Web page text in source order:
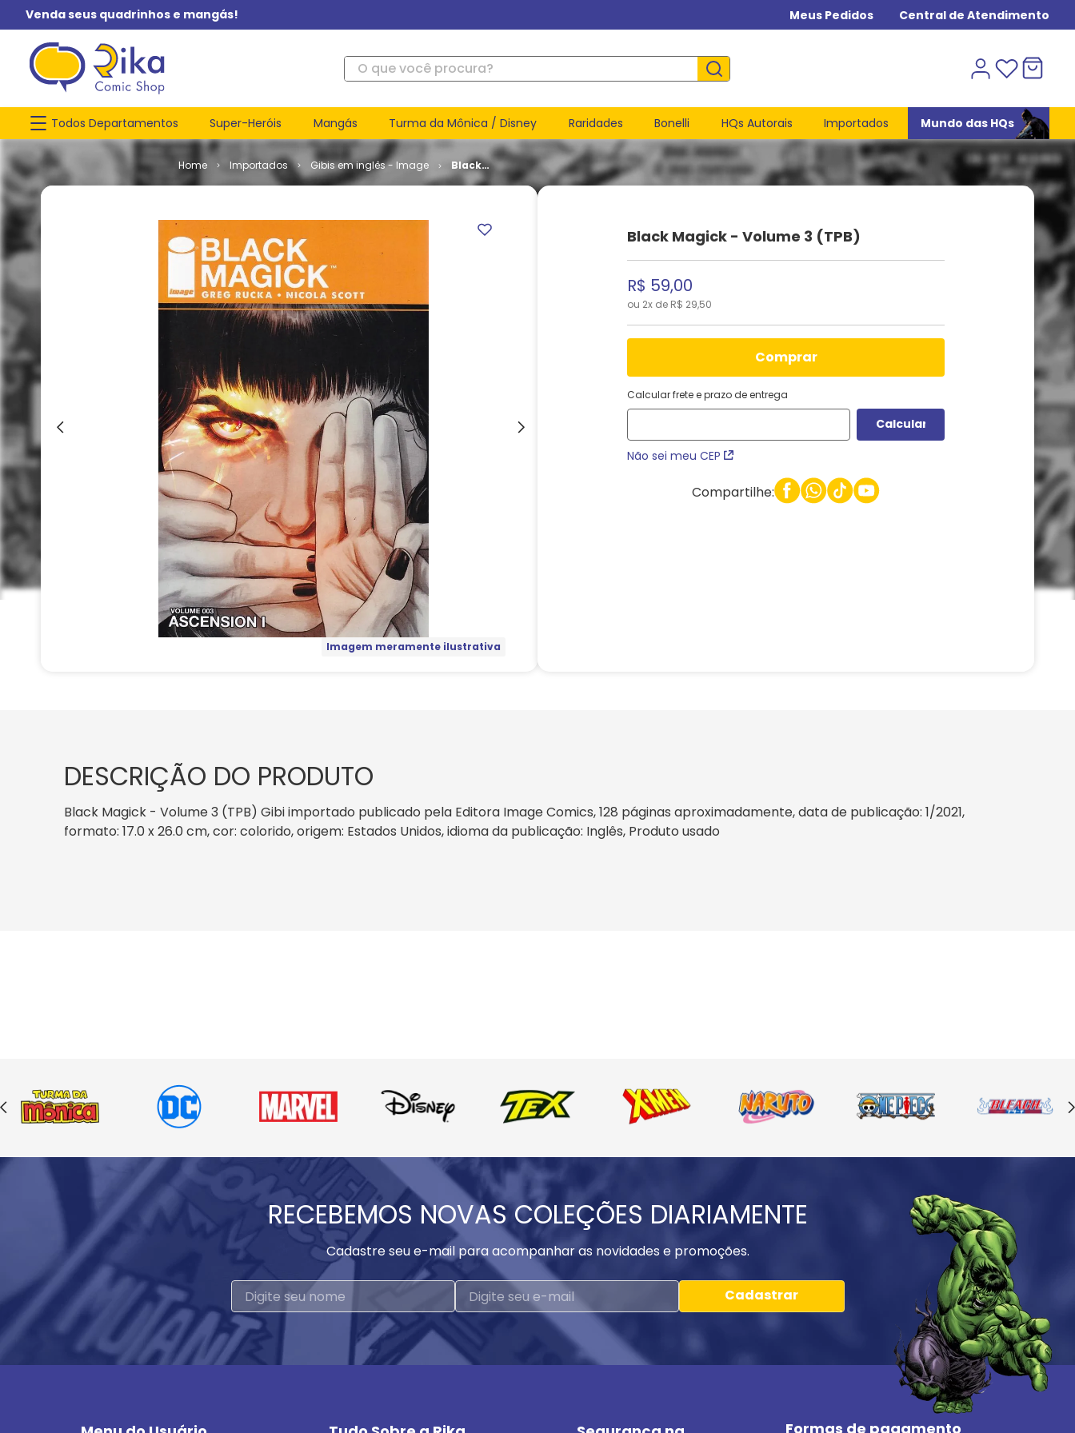
Venda seus quadrinhos e mangás! Meus Pedidos Central de Atendimento
O que você procura?
Todos Departamentos Super-Heróis Mangás Turma da Mônica / Disney Raridades Bonelli HQs Autorais Importados Mundo das HQs
Importados Gibis em inglês - Image
Black
Magick -
Imagem meramente ilustrativa
Black Magick - Volume 3 (TPB)
R$ 59,00
ou 2x de R$ 29,50
comprar
Calcular frete e prazo de entrega
Não sei meu CEP
Compartilhe:
DESCRIÇÃO DO PRODUTO
Black Magick - Volume 3 (TPB) Gibi importado publicado pela Editora Image Comics, 128 páginas aproximadamente, data de publicação: 1/2021,
formato: 17.0 x 26.0 cm, cor: colorido, origem: Estados Unidos, idioma da publicação: Inglês, Produto usado
RECEBEMOS NOVAS COLEÇÕES DIARIAMENTE
Cadastre seu e-mail para acompanhar as novidades e promoções.
Cadastrar
Formas de pagamento